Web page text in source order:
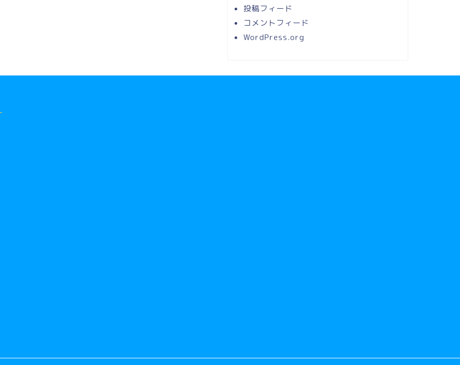
投稿フィード
コメントフィード
WordPress.org